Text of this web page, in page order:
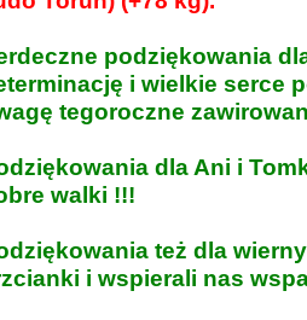
podziękowania
i wielkie serce
tegoroczne
dla Ani i
walki !!!
też dla
i wspierali nas